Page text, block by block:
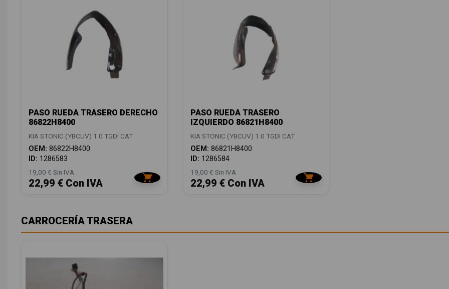
PASO RUEDA TRASERO DERECHO
86822H8400
KIA STONIC (YBCUV) 1.0 TGDI CAT
OEM: 86822H8400
ID: 1286583
19,00 € Sin IVA
22,99 € Con IVA
PASO RUEDA TRASERO
IZQUIERDO 86821H8400
KIA STONIC (YBCUV) 1.0 TGDI CAT
OEM: 86821H8400
ID: 1286584
19,00 € Sin IVA
22,99 € Con IVA
CARROCERÍA TRASERA